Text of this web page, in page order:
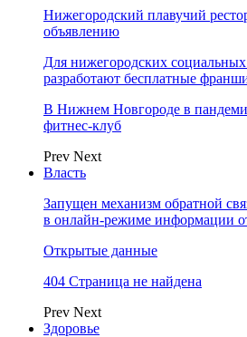
Нижегородский плавучий
объявлению
Для нижегородских
разработают бесплатные
В Нижнем Новгороде в
фитнес-клуб
Prev Next
Власть
Запущен механизм обратной
в онлайн-режиме информации
Открытые данные
404 Страница не найдена
Prev Next
Здоровье